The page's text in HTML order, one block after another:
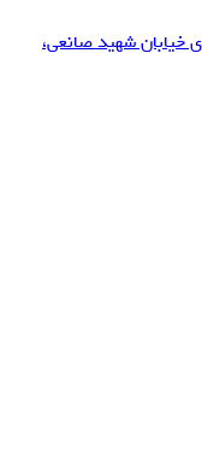
خیابان شهید صانعی،